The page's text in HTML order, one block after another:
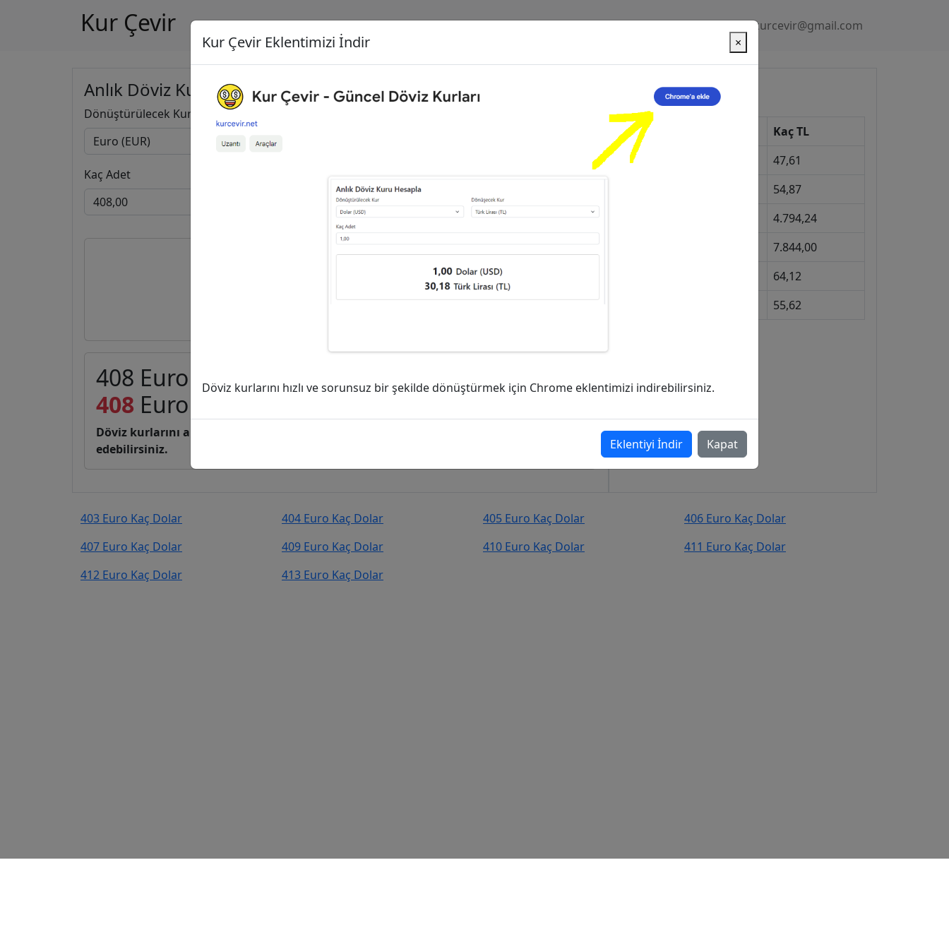
Kur Çevir Gizlilik Politikası kurcevir@gmail.com
Anlık Döviz Kuru Hesapla
Dönüştürülecek Kur
Kaç Adet
Euro (EUR)
408 Euro (EUR) kaç Dolar (USD)?
408 Euro
Döviz kurlarını anlık, canlı, basit bir şekilde kurcevir.net adresinden takip
edebilirsiniz.
Güncel Kurlar
Kur
Kaç TL
Dolar
47,61
54,87
4.794,24
7.844,00
64,12
55,62
403 Euro Kaç Dolar 404 Euro Kaç Dolar 405 Euro Kaç Dolar
406 Euro Kaç Dolar
407 Euro Kaç Dolar
409 Euro Kaç Dolar 410 Euro Kaç Dolar
411 Euro Kaç Dolar
412 Euro Kaç Dolar
413 Euro Kaç Dolar
Kur Çevir Eklentimizi İndir ×
Döviz kurlarını hızlı ve sorunsuz bir şekilde dönüştürmek için Chrome eklentimizi indirebilirsiniz.
Eklentiyi İndir Kapat